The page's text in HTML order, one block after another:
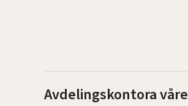
Avdelingskontora våre